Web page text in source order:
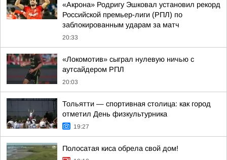
«Акрона» Родригу Эшковал установил рекорд
Российской премьер-лиги (РПЛ) по
заблокированным ударам за матч
20:33
«Локомотив» сыграл нулевую ничью с
аутсайдером РПЛ
20:03
Тольятти — спортивная столица: как город
отметил День физкультурника
19:27
Полосатая киса обрела свой дом!